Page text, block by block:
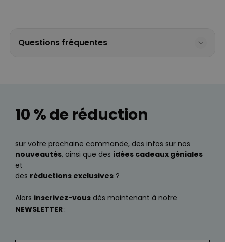
Questions fréquentes
10 % de réduction
sur votre prochaine commande, des infos sur nos
nouveautés, ainsi que des idées cadeaux géniales
et
des réductions exclusives ?
Alors inscrivez-vous dès maintenant à notre
NEWSLETTER :